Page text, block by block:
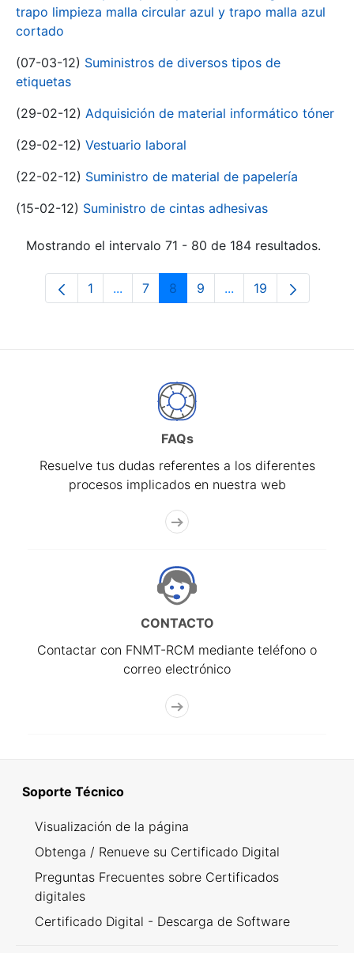
trapo limpieza malla circular azul y trapo malla azul
cortado
(07-03-12) Suministros de diversos tipos de
etiquetas
(29-02-12) Adquisición de material informático tóner
(29-02-12) Vestuario laboral
(22-02-12) Suministro de material de papelería
(15-02-12) Suministro de cintas adhesivas
Mostrando el intervalo 71 - 80 de 184 resultados.
Página
1 ...Páginas intermedias Use TAB para
Página
7 Página
8 Página
9 ...Páginas intermedias
Página
19
FAQs
Resuelve tus dudas referentes a los diferentes
procesos implicados en nuestra web
CONTACTO
Contactar con FNMT-RCM mediante teléfono o
correo electrónico
Soporte Técnico
Visualización de la página
Obtenga / Renueve su Certificado Digital
Preguntas Frecuentes sobre Certificados
digitales
Certificado Digital - Descarga de Software